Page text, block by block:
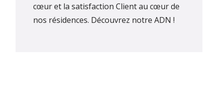
cœur et la satisfaction Client au cœur de
nos résidences. Découvrez notre ADN !